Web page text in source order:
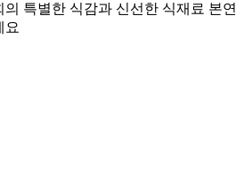
특별한 식감과 신선한 식재료 본연
요